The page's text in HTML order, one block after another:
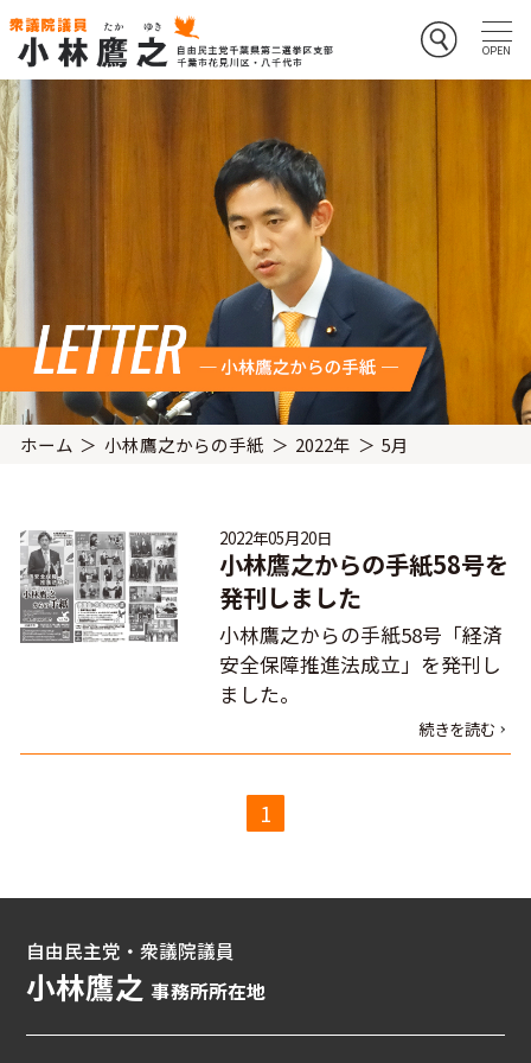
ホーム 小林鷹之からの手紙 2022年 5月
2022年05月20日
小林鷹之からの手紙58号を
発刊しました
小林鷹之からの手紙58号「経済
安全保障推進法成立」を発刊し
ました。
続きを読む
1
自由民主党・衆議院議員
小林鷹之事務所所在地